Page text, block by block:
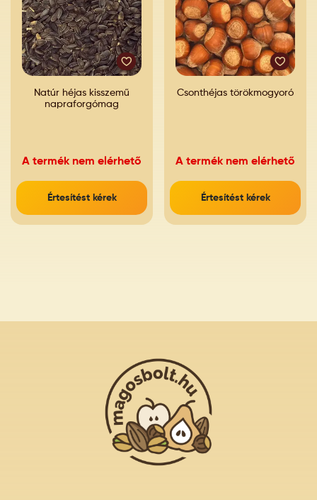
Natúr héjas kisszemű
napraforgómag
A termék nem elérhető
Értesítést kérek
Csonthéjas törökmogyoró
A termék nem elérhető
Értesítést kérek